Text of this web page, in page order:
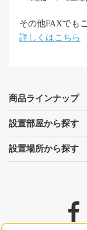
その他FAXでも
詳しくはこちら
商品ラインナップ
設置部屋から探す
設置場所から探す